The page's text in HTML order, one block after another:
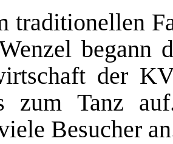
traditionellen
begann
der
zum Tanz
Besucher